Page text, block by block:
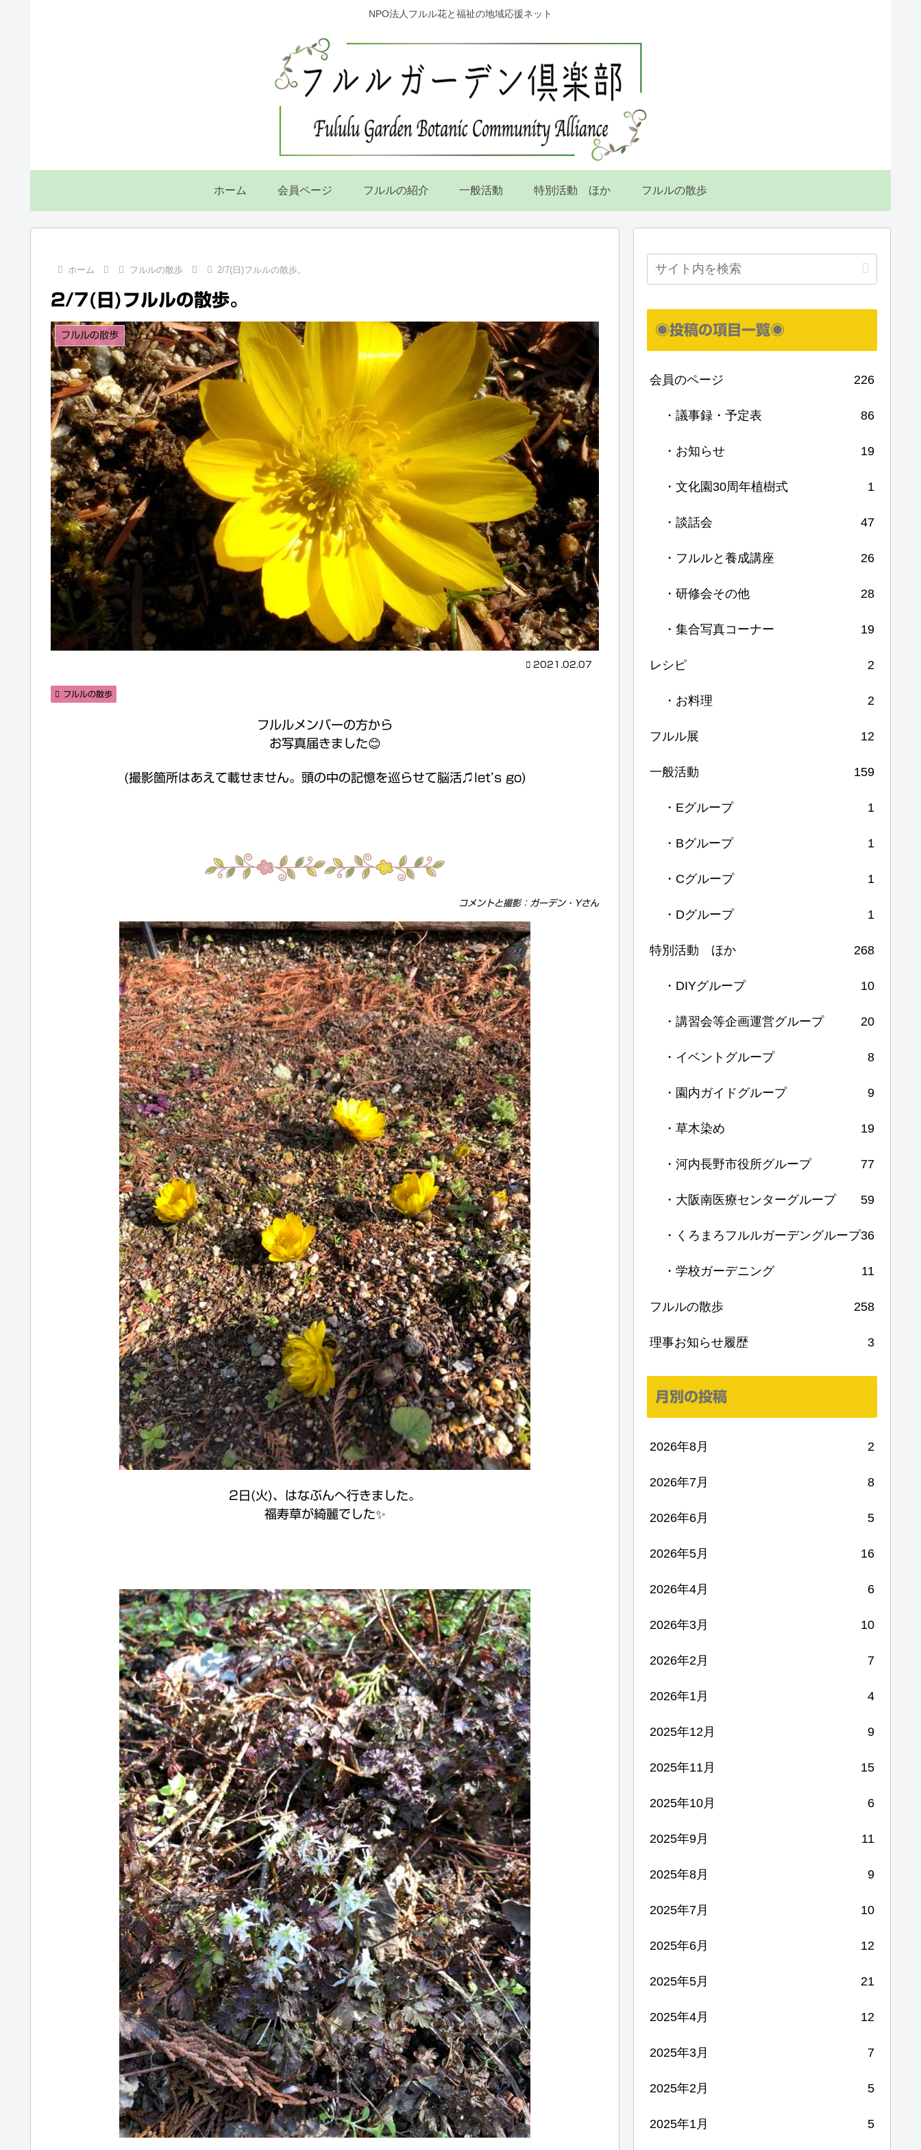
NPO法人フルル花と福祉の地域応援ネット
ホーム 会員ページ フルルの紹介 一般活動 特別活動 ほか フルルの散歩
ホーム フルルの散歩 2/7(日)フルルの散歩。
2/7(日)フルルの散歩。
フルルの散歩
2021.02.07
フルルの散歩
フルルメンバーの方から
お写真届きました😊
(撮影箇所はあえて載せません。頭の中の記憶を巡らせて脳活♫let’s go)
コメントと撮影：ガーデン・Yさん
2日(火)、はなぶんへ行きました。
福寿草が綺麗でした✨
◉投稿の項目一覧◉
会員のページ 226
・議事録・予定表 86
・お知らせ 19
・文化園30周年植樹式 1
・談話会 47
・フルルと養成講座 26
・研修会その他 28
・集合写真コーナー 19
レシピ 2
・お料理 2
フルル展 12
一般活動 159
・Eグループ 1
・Bグループ 1
・Cグループ 1
・Dグループ 1
特別活動 ほか 268
・DIYグループ 10
・講習会等企画運営グループ 20
・イベントグループ 8
・園内ガイドグループ 9
・草木染め 19
・河内長野市役所グループ 77
・大阪南医療センターグループ 59
・くろまろフルルガーデングループ36
・学校ガーデニング 11
フルルの散歩 258
理事お知らせ履歴 3
月別の投稿
2026年8月 2
2026年7月 8
2026年6月 5
2026年5月 16
2026年4月 6
2026年3月 10
2026年2月 7
2026年1月 4
2025年12月 9
2025年11月 15
2025年10月 6
2025年9月 11
2025年8月 9
2025年7月 10
2025年6月 12
2025年5月 21
2025年4月 12
2025年3月 7
2025年2月 5
2025年1月 5